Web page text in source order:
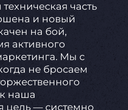
часть
и новый
на бой,
активного
Мы с
не бросаем
наша
цель — системно